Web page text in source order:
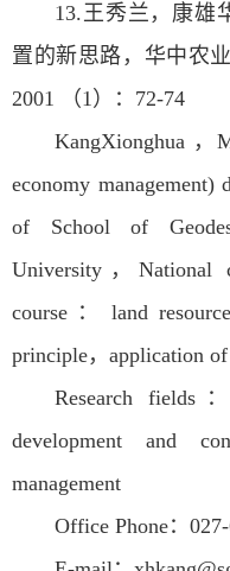
13.王秀兰，康雄
置的新思路，华中农
2001 （1）：72-74
KangXionghua ，
economy management)
of School of
University，National
course ： land
principle，application
Research fields
development and
management
Office Phone：